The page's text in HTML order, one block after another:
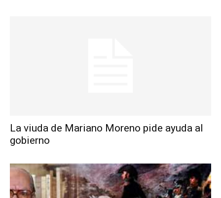
La viuda de Mariano Moreno pide ayuda al
gobierno